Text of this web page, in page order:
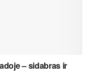
– sidabras ir